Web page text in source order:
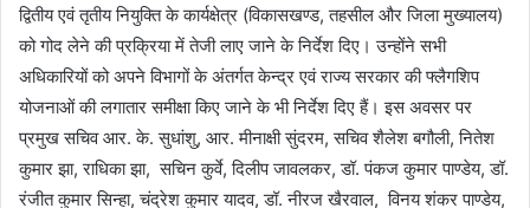
द्वितीय एवं तृतीय नियुक्ति के कार्यक्षेत्र (विकासखण्ड, तहसील और जिला मुख्यालय)
को गोद लेने की प्रक्रिया में तेजी लाए जाने के निर्देश दिए। उन्होंने सभी
अधिकारियों को अपने विभागों के अंतर्गत केन्द्र एवं राज्य सरकार की फ्लैगशिप
योजनाओं की लगातार समीक्षा किए जाने के भी निर्देश दिए हैं। इस अवसर पर
प्रमुख सचिव आर. के. सुधांशु, आर. मीनाक्षी सुंदरम, सचिव शैलेश बगौली, नितेश
कुमार झा, राधिका झा, सचिन कुर्वे, दिलीप जावलकर, डॉ. पंकज कुमार पाण्डेय, डॉ.
रंजीत कुमार सिन्हा, चंद्रेश कुमार यादव, डॉ. नीरज खैरवाल, विनय शंकर पाण्डेय,